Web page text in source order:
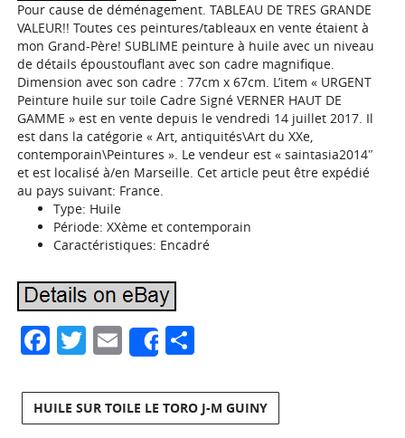
Pour cause de déménagement. TABLEAU DE TRES GRANDE
VALEUR!! Toutes ces peintures/tableaux en vente étaient à
mon Grand-Père! SUBLIME peinture à huile avec un niveau
de détails époustouflant avec son cadre magnifique.
Dimension avec son cadre : 77cm x 67cm. L’item « URGENT
Peinture huile sur toile Cadre Signé VERNER HAUT DE
GAMME » est en vente depuis le vendredi 14 juillet 2017. Il
est dans la catégorie « Art, antiquités\Art du XXe,
contemporain\Peintures ». Le vendeur est « saintasia2014″
et est localisé à/en Marseille. Cet article peut être expédié
au pays suivant: France.
Type: Huile
Période: XXème et contemporain
Caractéristiques: Encadré
Facebook
Twitter
Email
Share
HUILE SUR TOILE LE TORO J-M GUINY